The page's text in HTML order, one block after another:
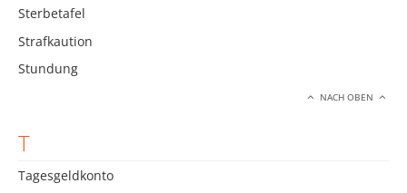
Sterbetafel
Strafkaution
Stundung
NACH OBEN
T
Tagesgeldkonto